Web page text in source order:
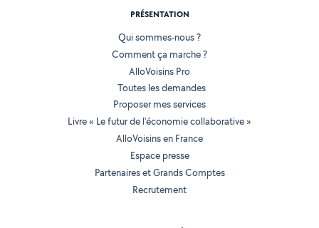
PRÉSENTATION
Qui sommes-nous ?
Comment ça marche ?
AlloVoisins Pro
Toutes les demandes
Proposer mes services
Livre « Le futur de l'économie collaborative »
AlloVoisins en France
Espace presse
Partenaires et Grands Comptes
Recrutement